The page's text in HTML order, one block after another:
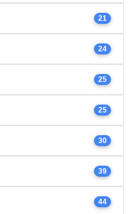
21
24
25
25
30
39
44